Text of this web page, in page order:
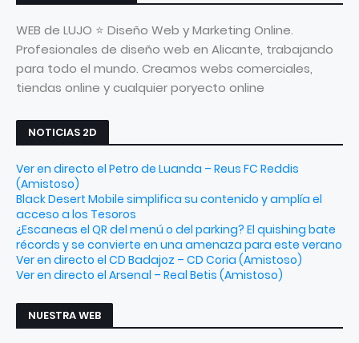
WEB de LUJO ⭐ Diseño Web y Marketing Online.
Profesionales de diseño web en Alicante, trabajando
para todo el mundo. Creamos webs comerciales,
tiendas online y cualquier poryecto online
NOTICIAS 2D
Ver en directo el Petro de Luanda – Reus FC Reddis
(Amistoso)
Black Desert Mobile simplifica su contenido y amplía el
acceso a los Tesoros
¿Escaneas el QR del menú o del parking? El quishing bate
récords y se convierte en una amenaza para este verano
Ver en directo el CD Badajoz – CD Coria (Amistoso)
Ver en directo el Arsenal – Real Betis (Amistoso)
NUESTRA WEB